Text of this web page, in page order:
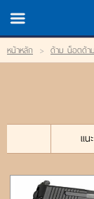
LOGIN
สินค้า
หน้าหลัก > ด้าม น็อตด้า
แน